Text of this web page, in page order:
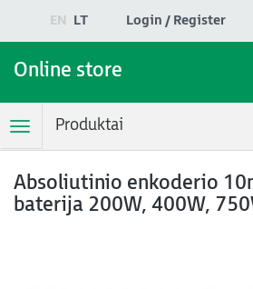
EN LT Login / Register
Online store
ToggleProduktai
Absoliutinio enkoderio
baterija 200W, 400W,